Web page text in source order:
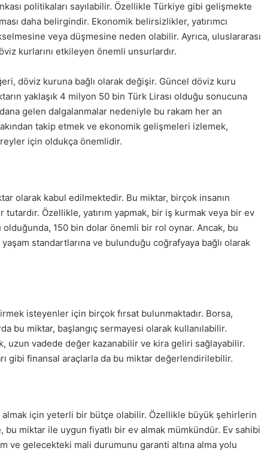
politikaları sayılabilir. Özellikle Türkiye gibi gelişmekte
daha belirgindir. Ekonomik belirsizlikler, yatırımcı
veya düşmesine neden olabilir. Ayrıca, uluslararası
kurlarını etkileyen önemli unsurlardır.
döviz kuruna bağlı olarak değişir. Güncel döviz kuru
yaklaşık 4 milyon 50 bin Türk Lirası olduğu sonucuna
gelen dalgalanmalar nedeniyle bu rakam her an
takip etmek ve ekonomik gelişmeleri izlemek,
için oldukça önemlidir.
olarak kabul edilmektedir. Bu miktar, birçok insanın
Özellikle, yatırım yapmak, bir iş kurmak veya bir ev
150 bin dolar önemli bir rol oynar. Ancak, bu
standartlarına ve bulunduğu coğrafyaya bağlı olarak
isteyenler için birçok fırsat bulunmaktadır. Borsa,
bu miktar, başlangıç sermayesi olarak kullanılabilir.
uzun vadede değer kazanabilir ve kira geliri sağlayabilir.
gibi finansal araçlarla da bu miktar değerlendirilebilir.
almak için yeterli bir bütçe olabilir. Özellikle büyük şehirlerin
bu miktar ile uygun fiyatlı bir ev almak mümkündür. Ev sahibi
ve gelecekteki mali durumunu garanti altına alma yolu